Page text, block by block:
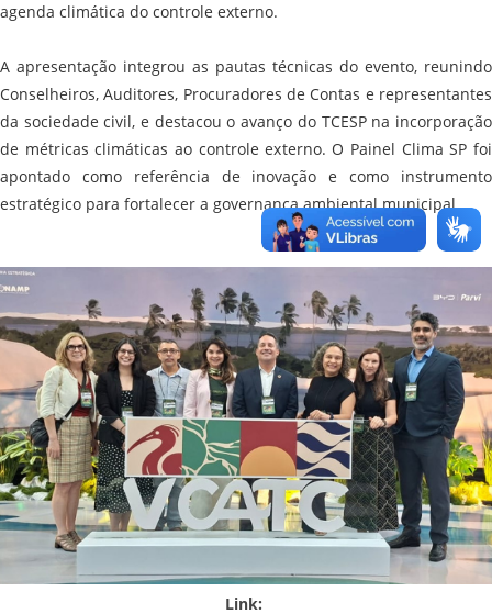
agenda climática do controle externo.
A apresentação integrou as pautas técnicas do evento, reunindo
Conselheiros, Auditores, Procuradores de Contas e representantes
da sociedade civil, e destacou o avanço do TCESP na incorporação
de métricas climáticas ao controle externo. O Painel Clima SP foi
apontado como referência de inovação e como instrumento
estratégico para fortalecer a governança ambiental municipal.
Link: